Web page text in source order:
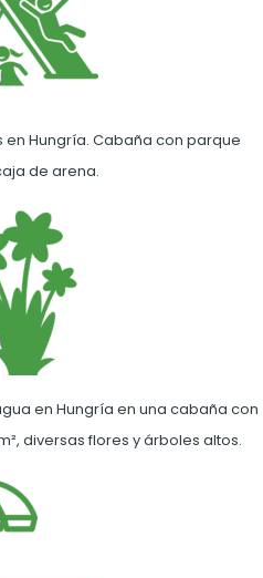
Hungría. Cabaña con parque
de arena.
en Hungría en una cabaña con
diversas flores y árboles altos.